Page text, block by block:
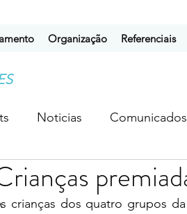
Organização Referenciais
Noticias Comunicados
Escolar Clubes ebem
crianças dos quatro grupos